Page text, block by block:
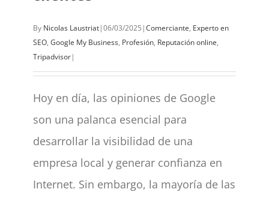
By Nicolas Laustriat|06/03/2025 |Comerciante, Experto en
SEO, Google My Business, Profesión, Reputación online,
Tripadvisor|
Hoy en día, las opiniones de Google
son una palanca esencial para
desarrollar la visibilidad de una
empresa local y generar confianza en
Internet. Sin embargo, la mayoría de las